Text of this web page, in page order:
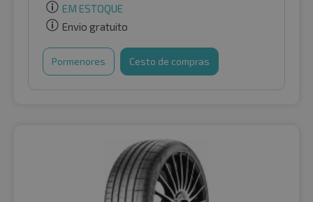
EM ESTOQUE
Envio gratuito
Pormenores Cesto de compras